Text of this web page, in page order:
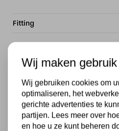
Fitting
Stijl
Materiaal
Wij maken
Wij gebruiken cookies om
optimaliseren, het
gerichte advertenties te
partijen. Lees meer over
en hoe u ze kunt beheren